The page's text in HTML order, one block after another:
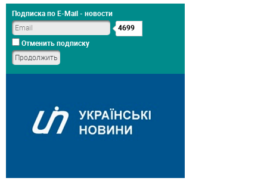
Подписка по E-Mail - новости
4699
Отменить подписку